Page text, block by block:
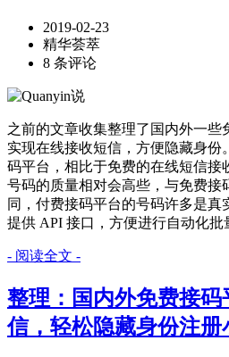
2019-02-23
精华荟萃
8 条评论
之前的文章收集整理了国内外一些
实现在线接收短信，方便隐藏身份
码平台，相比于免费的在线短信接
号码的质量相对会高些，与免费接
同，付费接码平台的号码许多是
提供 API 接口，方便进行自动化批
- 阅读全文 -
整理：国内外免费接
信，轻松隐藏身份注册